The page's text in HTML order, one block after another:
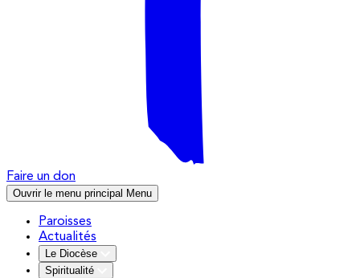
Faire un don
Ouvrir le menu principal Menu
Paroisses
Actualités
Le Diocèse
Spiritualité